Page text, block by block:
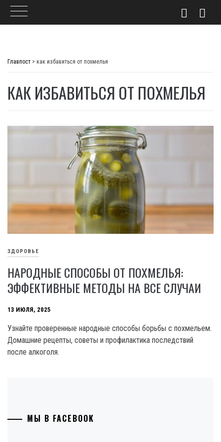
Главпост > как избавиться от похмелья
КАК ИЗБАВИТЬСЯ ОТ ПОХМЕЛЬЯ
ЗДОРОВЬЕ
НАРОДНЫЕ СПОСОБЫ ОТ ПОХМЕЛЬЯ:
ЭФФЕКТИВНЫЕ МЕТОДЫ НА ВСЕ СЛУЧАИ
13 ИЮЛЯ, 2025
Узнайте проверенные народные способы борьбы с похмельем.
Домашние рецепты, советы и профилактика последствий
после алкоголя.
МЫ В FACEBOOK